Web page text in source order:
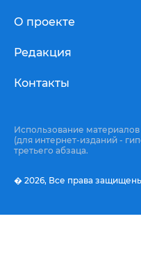
О проекте
Редакция
Контакты
Использование
(для интернет-изданий -
третьего абзаца.
� 2026, Все права